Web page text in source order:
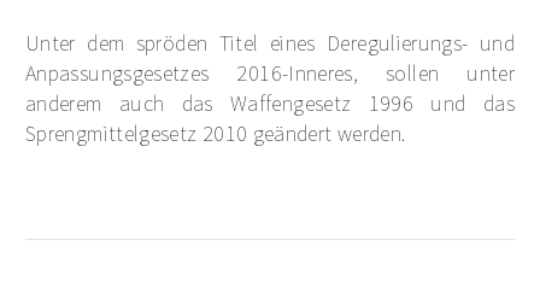
Unter dem spröden Titel eines Deregulierungs- und
Anpassungsgesetzes 2016-Inneres, sollen unter
anderem auch das Waffengesetz 1996 und das
Sprengmittelgesetz 2010 geändert werden.